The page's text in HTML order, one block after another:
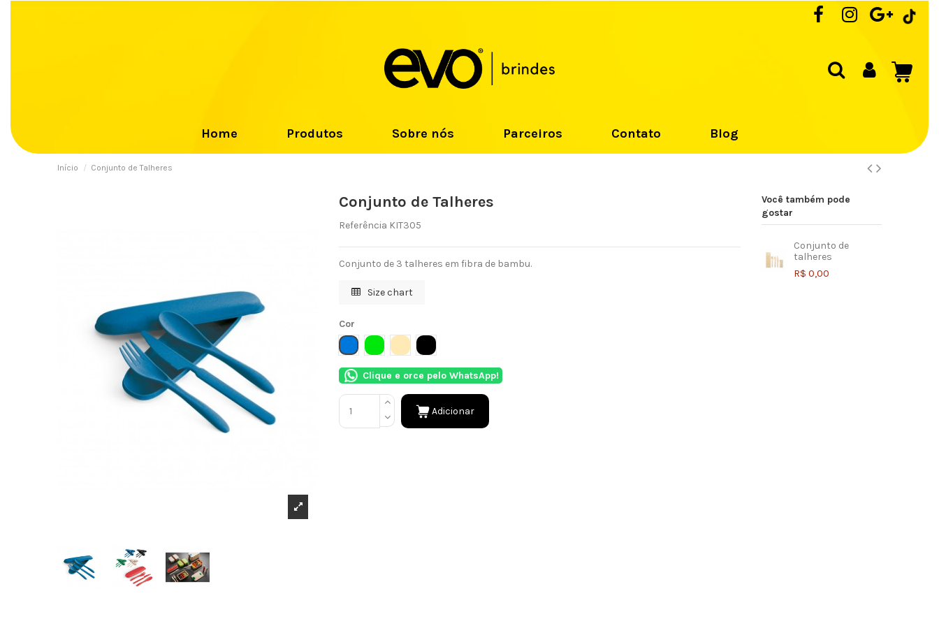
Home Produtos Sobre nós Parceiros Contato Blog
Início Conjunto de Talheres
Conjunto de Talheres
Referência KIT305
Conjunto de 3 talheres em fibra de bambu.
Size chart
Cor
AZUL
VERDE NATURALPRETO
Clique e orce pelo WhatsApp!
Adicionar
Você também pode
gostar
Conjunto de
talheres
R$ 0,00